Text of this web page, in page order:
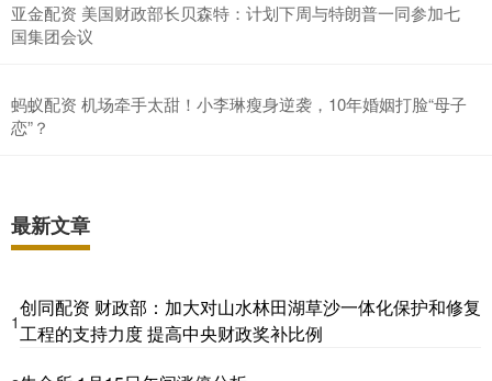
亚金配资 美国财政部长贝森特：计划下周与特朗普一同参加七
国集团会议
蚂蚁配资 机场牵手太甜！小李琳瘦身逆袭，10年婚姻打脸“母子
恋”？
最新文章
1
创同配资 财政部：加大对山水林田湖草沙一体化保护和修复
工程的支持力度 提高中央财政奖补比例